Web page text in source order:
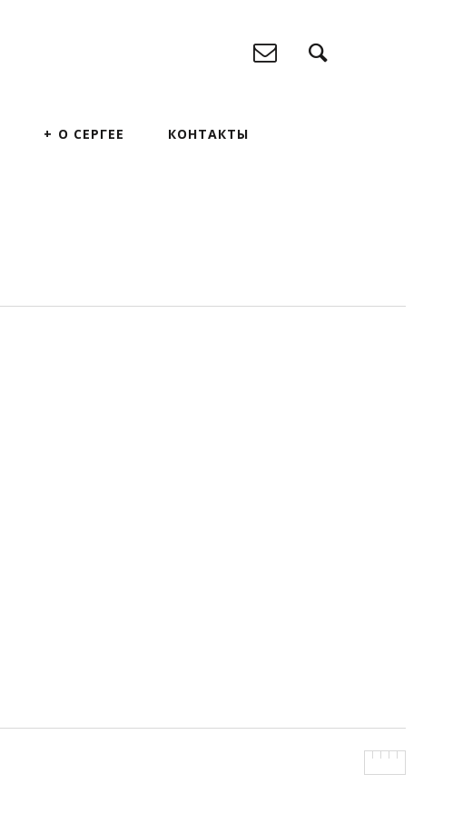
О СЕРГЕЕ КОНТАКТЫ